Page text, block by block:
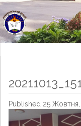
Published 25 Жовтня,